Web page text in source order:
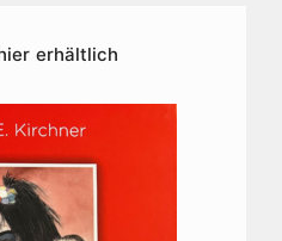
erhältlich